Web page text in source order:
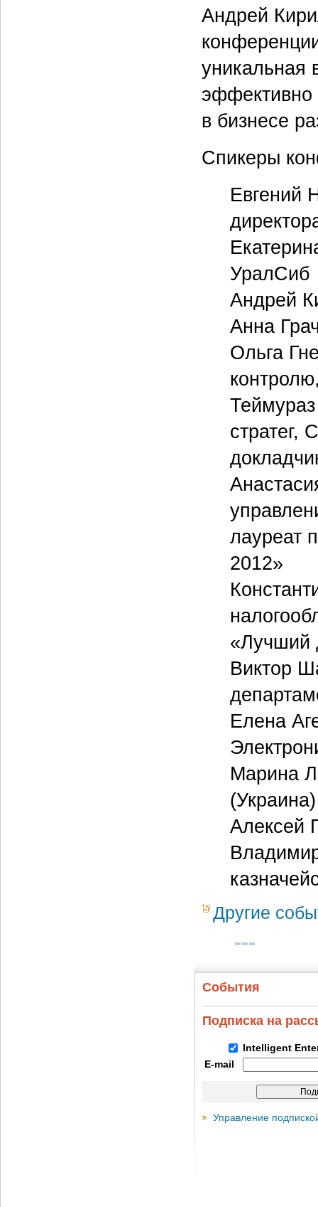
Андрей
уникальная
эффективно
в бизнесе
Спикеры
Евгений
УралСиб
Андрей
Анна
Ольга
стратег,
лауреат
2012»
«Лучший
Виктор
Елена
Марина
(Украина)
Алексей
Другие
События
Подписка на
Intelligent
E-mail
Управление